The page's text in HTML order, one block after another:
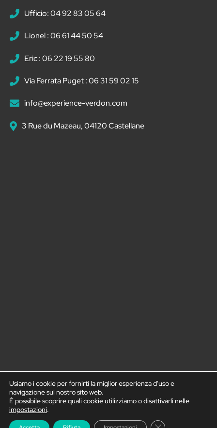
Ufficio: 04 92 83 05 64
Lionel : 06 61 44 50 54
Eric : 06 22 19 55 80
Via Ferrata Puget : 06 31 59 02 15
info@experience-verdon.com
3 Rue du Mazeau, 04120 Castellane
Usiamo i cookie per fornirti la miglior esperienza d'uso e
navigazione sul nostro sito web.
È possibile scoprire quali cookie utilizziamo o disattivarli nelle
impostazioni.
Chiudere il